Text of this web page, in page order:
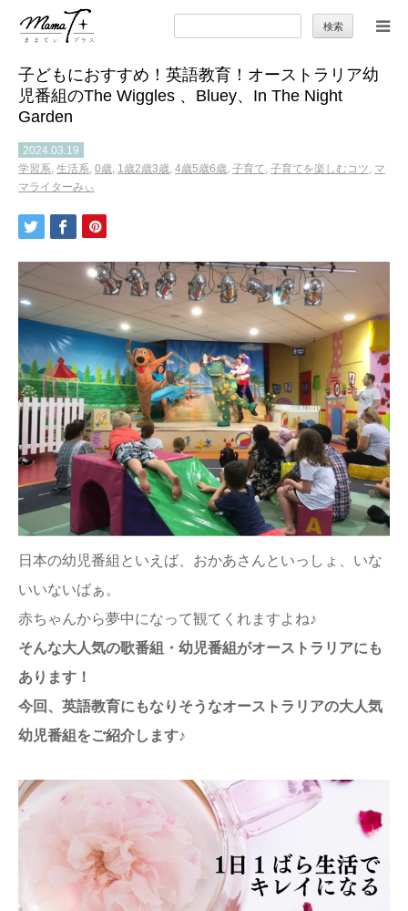
索:
子どもにおすすめ！英語教育！オーストラリア幼
児番組のThe Wiggles 、Bluey、In The Night
Garden
2024.03.19
学習系, 生活系, 0歳, 1歳2歳3歳, 4歳5歳6歳, 子育て, 子育てを楽しむコツ, マ
マライターみぃ
日本の幼児番組といえば、おかあさんといっしょ、いな
いいないばぁ。
赤ちゃんから夢中になって観てくれますよね♪
そんな大人気の歌番組・幼児番組がオーストラリアにも
あります！
今回、英語教育にもなりそうなオーストラリアの大人気
幼児番組をご紹介します♪
トップ
セカンドキャリア
暮らしの小ワザ
子育て
季節の行事やお出かけ
特集
ままてぃ編集部